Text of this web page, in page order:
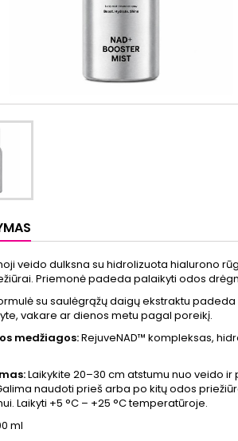
veido dulksna su hidrolizuota hialurono
Priemonė padeda palaikyti odos
su saulėgrąžų daigų ekstraktu
vakare ar dienos metu pagal poreikį.
medžiagos:RejuveNAD™ kompleksas,
Laikykite 20–30 cm atstumu nuo veido
naudoti prieš arba po kitų odos
Laikyti +5 °C – +25 °C temperatūroje.
ml